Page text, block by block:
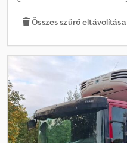
Összes szűrő eltávolítása